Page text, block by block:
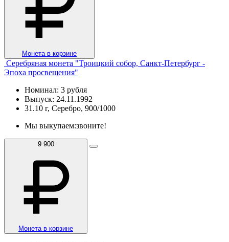
Монета в корзине
Серебряная монета "Троицкий собор, Санкт-Петербург -
Эпоха просвещения"
Номинал: 3 рубля
Выпуск: 24.11.1992
31.10 г, Серебро, 900/1000
Мы выкупаем:звоните!
9 900
Монета в корзине